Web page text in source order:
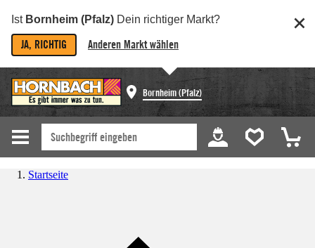
Ist Bornheim (Pfalz) Dein richtiger Markt?
JA, RICHTIG Anderen Markt wählen
Bornheim (Pfalz)
Startseite